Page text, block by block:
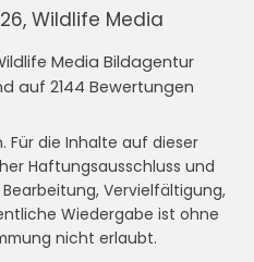
Wildlife Media
Media Bildagentur
auf 2144 Bewertungen
Für die Inhalte auf dieser
Haftungsausschluss und
Vervielfältigung,
Wiedergabe ist ohne
nicht erlaubt.